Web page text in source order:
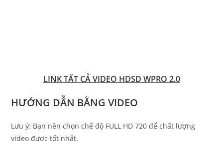
LINK TẤT CẢ VIDEO HDSD WPRO 2.0
HƯỚNG DẪN BẰNG VIDEO
Lưu ý: Bạn nên chọn chế độ FULL HD 720 để chất lượng
video được tốt nhất.